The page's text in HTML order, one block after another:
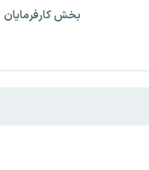
بخش کارفرمایان